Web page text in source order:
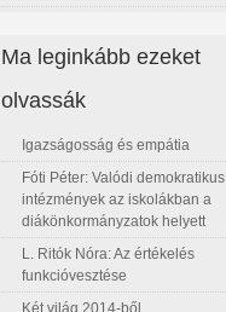
Ma leginkább ezeket
olvassák
Igazságosság és empátia
Fóti Péter: Valódi demokratikus
intézmények az iskolákban a
diákönkormányzatok helyett
L. Ritók Nóra: Az értékelés
funkcióvesztése
Két világ 2014-ből